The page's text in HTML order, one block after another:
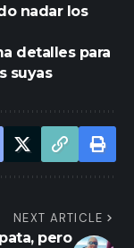
nadar los
detalles para
suyas
NEXT ARTICLE
pero